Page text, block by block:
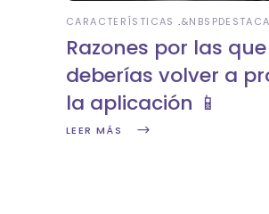
CARACTERÍSTICAS &NBSP
Razones por las que
deberías volver a
la aplicación 📱
LEER MÁS